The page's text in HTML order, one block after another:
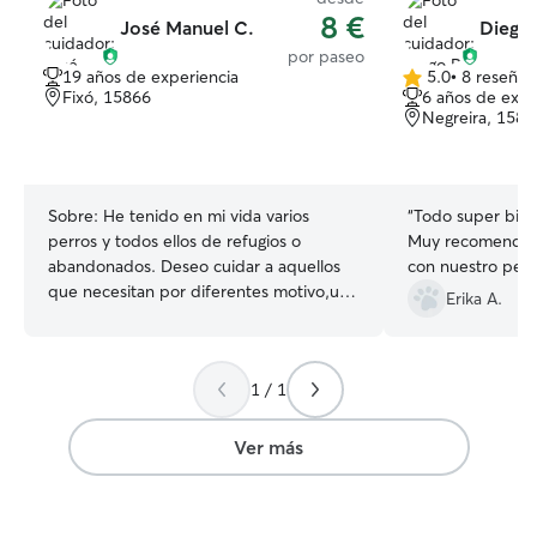
José Manuel C. 8 €
por paseo
19 años de experiencia
Fixó, 15866
Sobre: He tenido en mi vida varios
perros y todos ellos de refugios o
abandonados. Deseo cuidar a aquellos
que necesitan por diferentes motivo,una
casa, disponiendo de tiempo suficiente
para acogerlos sin problemas, pudiendo
disponer de tiempo suficiente para
atenderlos como se lo merecen Vivo en
una urbanización con grandes
Diego
5.0
de
5
5.0• 8 reseñas
6 años de
Negreira,
“Todo super
Muy
con nuestro
Erika A.
1 / 1
Ver más